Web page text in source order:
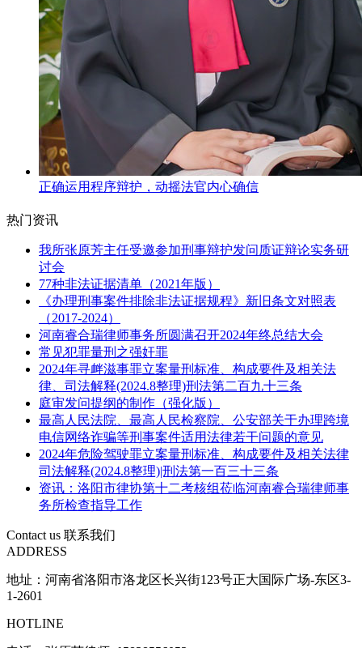
正确运用程序辩护，动摇法官内心确信
热门资讯
我所张原芳主任受邀参加刑事辩护发问质证辩论实务研
讨会
77种非法证据清单（2021年版）
《办理刑事案件排除非法证据规程》新旧条文对照表
（2017-2024）
河南睿合瑞律师事务所圆满召开2024年终总结大会
常见犯罪量刑之强奸罪
2024年寻衅滋事罪立案量刑标准、构成要件及相关法
律、司法解释(2024.8整理)刑法第二百九十三条
庭审发问提纲的制作（强化版）
最高人民法院、最高人民检察院、公安部关于办理跨境
电信网络诈骗等刑事案件适用法律若干问题的意见
2024年危险驾驶罪立案量刑标准、构成要件及相关法律
司法解释(2024.8整理)|刑法第一百三十三条
资讯：洛阳市律协第十二考核组莅临河南睿合瑞律师事
务所检查指导工作
Contact us 联系我们
ADDRESS
地址：河南省洛阳市洛龙区长兴街123号正大国际广场-东区3-
1-2601
HOTLINE